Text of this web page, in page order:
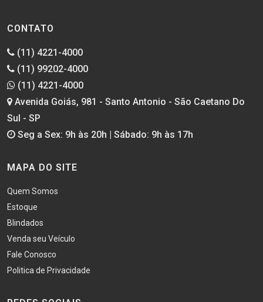
CONTATO
(11) 4221-4000
(11) 99202-4000
(11) 4221-4000
Avenida Goiás, 981 - Santo Antonio - São Caetano Do
Sul - SP
Seg a Sex: 9h às 20h | Sábado: 9h às 17h
MAPA DO SITE
Quem Somos
Estoque
Blindados
Venda seu Veículo
Fale Conosco
Politica de Privacidade